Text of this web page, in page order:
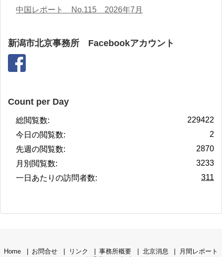
中国レポート No.115 2026年7月
新潟市北京事務所 Facebookアカウント
Count per Day
229422
総閲覧数:
2
今日の閲覧数:
2870
先週の閲覧数:
3233
月別閲覧数:
311
一日あたりの訪問者数:
Home お問合せ リンク 事務所概要 北京消息
月間レポート